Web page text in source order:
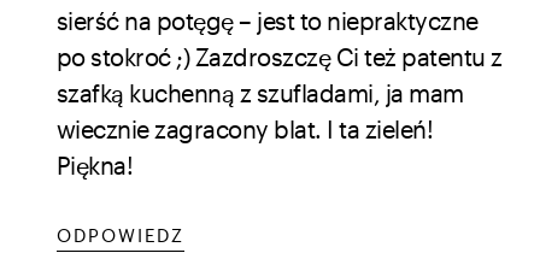
sierść na potęgę – jest to niepraktyczne
po stokroć ;) Zazdroszczę Ci też patentu z
szafką kuchenną z szufladami, ja mam
wiecznie zagracony blat. I ta zieleń!
Piękna!
ODPOWIEDZ